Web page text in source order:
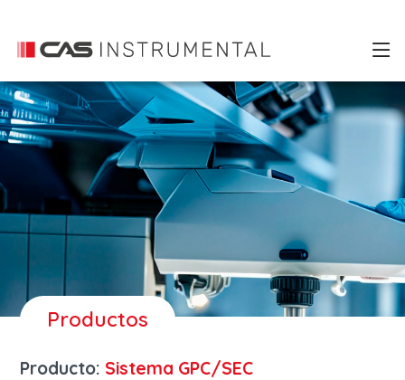
Productos
Producto: Sistema GPC/SEC